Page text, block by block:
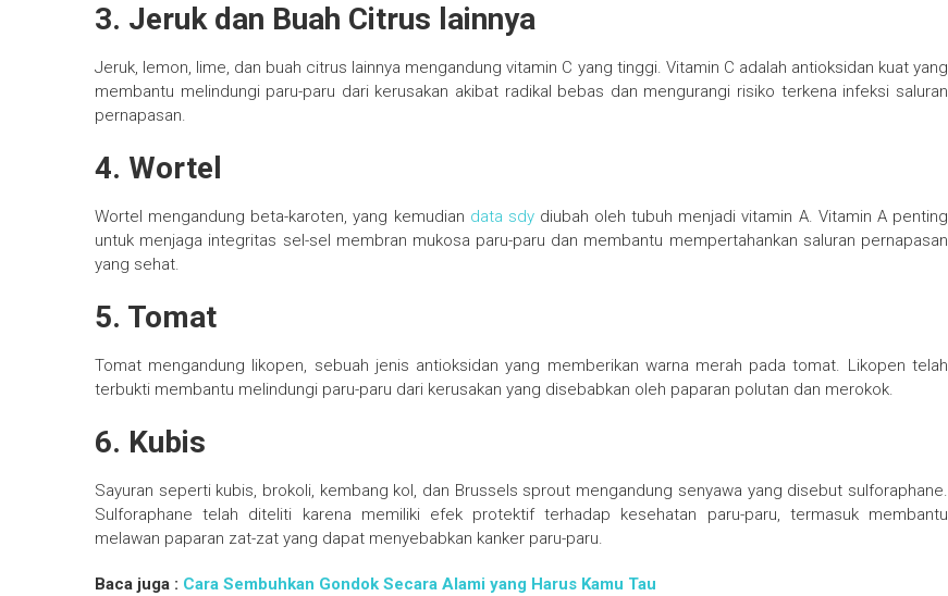
3. Jeruk dan Buah Citrus lainnya
Jeruk, lemon, lime, dan buah citrus lainnya mengandung vitamin C yang tinggi. Vitamin C adalah antioksidan kuat yang
membantu melindungi paru-paru dari kerusakan akibat radikal bebas dan mengurangi risiko terkena infeksi saluran
pernapasan.
4. Wortel
Wortel mengandung beta-karoten, yang kemudian data sdydiubah oleh tubuh menjadi vitamin A. Vitamin A penting
untuk menjaga integritas sel-sel membran mukosa paru-paru dan membantu mempertahankan saluran pernapasan
yang sehat.
5. Tomat
Tomat mengandung likopen, sebuah jenis antioksidan yang memberikan warna merah pada tomat. Likopen telah
terbukti membantu melindungi paru-paru dari kerusakan yang disebabkan oleh paparan polutan dan merokok.
6. Kubis
Sayuran seperti kubis, brokoli, kembang kol, dan Brussels sprout mengandung senyawa yang disebut sulforaphane.
Sulforaphane telah diteliti karena memiliki efek protektif terhadap kesehatan paru-paru, termasuk membantu
melawan paparan zat-zat yang dapat menyebabkan kanker paru-paru.
Baca juga : Cara Sembuhkan Gondok Secara Alami yang Harus Kamu Tau